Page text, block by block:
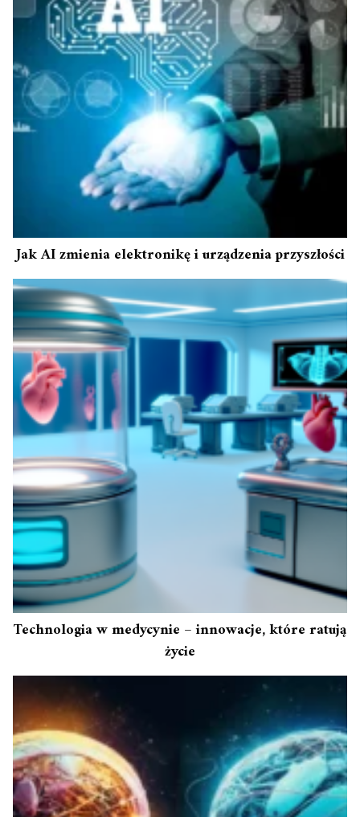
Jak AI zmienia elektronikę i urządzenia przyszłości
Technologia w medycynie – innowacje, które ratują
życie